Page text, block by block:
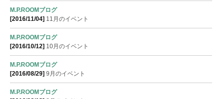
M.P.ROOMブログ
[2016/11/04] 11月のイベント
M.P.ROOMブログ
[2016/10/12] 10月のイベント
M.P.ROOMブログ
[2016/08/29] 9月のイベント
M.P.ROOMブログ